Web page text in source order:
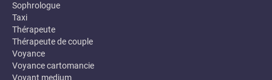
Sophrologue
Taxi
Thérapeute
Thérapeute de couple
Voyance
Voyance cartomancie
Voyant medium